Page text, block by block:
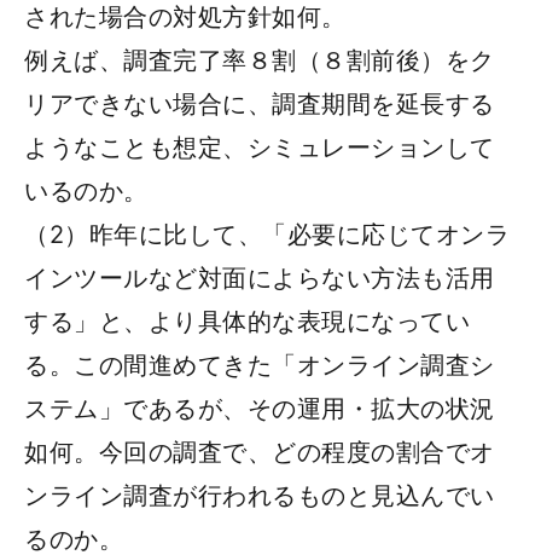
された場合の対処方針如何。
例えば、調査完了率８割（８割前後）をク
リアできない場合に、調査期間を延長する
ようなことも想定、シミュレーションして
いるのか。
（2）昨年に比して、「必要に応じてオンラ
インツールなど対面によらない方法も活用
する」と、より具体的な表現になってい
る。この間進めてきた「オンライン調査シ
ステム」であるが、その運用・拡大の状況
如何。今回の調査で、どの程度の割合でオ
ンライン調査が行われるものと見込んでい
るのか。